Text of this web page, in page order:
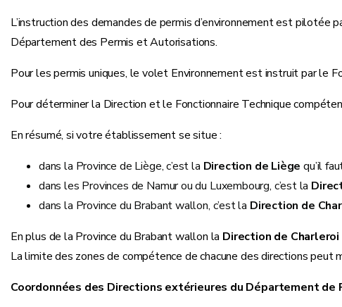
L’instruction des demandes de permis d’environnement est pilotée
Département des Permis et Autorisations.
Pour les permis uniques, le volet Environnement est instruit par le
Pour déterminer la Direction et le Fonctionnaire Technique
En résumé, si votre établissement se situe :
dans la Province de Liège, c’est la Direction de Liège qu’il
dans les Provinces de Namur ou du Luxembourg, c’est la
dans la Province du Brabant wallon, c’est la Direction de
En plus de la Province du Brabant wallon la Direction de Charleroi
La limite des zones de compétence de chacune des directions peut
Coordonnées des Directions extérieures du Département de